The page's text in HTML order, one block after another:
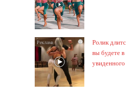
i
Ролик
вы будете
увиденного